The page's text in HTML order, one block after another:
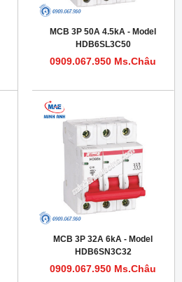
MCB 3P 50A 4.5kA - Model
HDB6SL3C50
0909.067.950 Ms.Châu
MCB 3P 32A 6kA - Model
HDB6SN3C32
0909.067.950 Ms.Châu